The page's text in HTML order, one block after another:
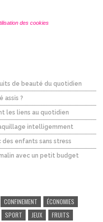
des cookies
de beauté du quotidien
assis ?
les liens au quotidien
intelligemment
enfants sans stress
avec un petit budget
CONFINEMENT
ÉCONOMIES
SPORT JEUX FRUITS